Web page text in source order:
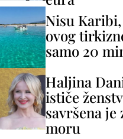
Nisu
ovog
samo 20
Haljina
ističe
savršena je
moru